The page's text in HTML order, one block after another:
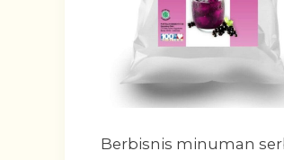
Berbisnis minuman